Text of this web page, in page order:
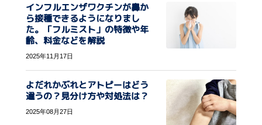
インフルエンザワクチンが鼻か
ら接種できるようになりまし
た。「フルミスト」の特徴や年
齢、料金などを解説
2025年11月17日
よだれかぶれとアトピーはどう
違うの？見分け方や対処法は？
2025年08月27日